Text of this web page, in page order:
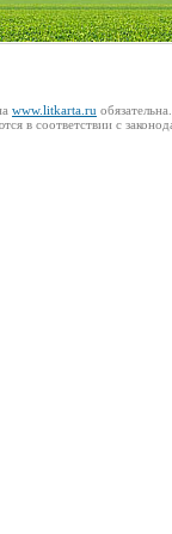
www.litkarta.ru обязательна.
в соответствии с